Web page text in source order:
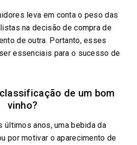
leva em conta o peso das
na decisão de compra de
de outra. Portanto, esses
essenciais para o sucesso de
de um bom
vinho?
últimos anos, uma bebida da
por motivar o aparecimento de